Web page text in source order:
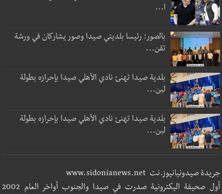
ا...
بالصور: رئيسا بلديتي صيدا وصور يشاركان في ورشة
تقن...
بلدية صيدا تهنئ نادي الأهلي صيدا بإحرازه بطولة
لبن...
بلدية صيدا تهنئ نادي الأهلي صيدا بإحرازه بطولة
لبن...
جريدة صيدونيانيوز.نت www.sidonianews.net
أول صحيفة اليكترونية صدرت في صيدا والجنوب أواخر العام 2002